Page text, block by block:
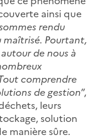
ainsi que
rendu
maîtrisé. Pourtant,
de nous à
comprendre
de gestion”,
leurs
solution
manière sûre.